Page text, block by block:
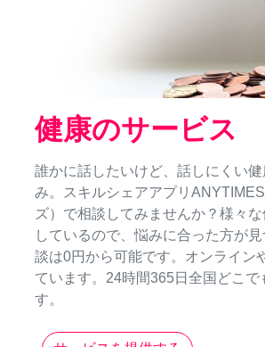
健康のサービス
誰かに話したいけど、話しにくい
み。スキルシェアアプリ
ズ）で相談してみませんか？様々
しているので、悩みに合った方が
談は0円から可能です。オンライン
ています。24時間365日全国どこで
す。